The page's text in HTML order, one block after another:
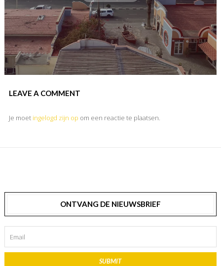
LEAVE A COMMENT
Je moet ingelogd zijn op om een reactie te plaatsen.
ONTVANG DE NIEUWSBRIEF
SUBMIT